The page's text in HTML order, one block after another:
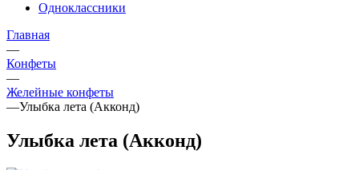
Одноклассники
Главная
—
Конфеты
—
Желейные конфеты
—Улыбка лета (Акконд)
Улыбка лета (Акконд)